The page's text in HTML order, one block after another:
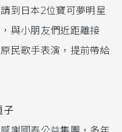
到日本2位寶可夢明星
與小朋友們近距離接
民歌手表演，提前帶給
子